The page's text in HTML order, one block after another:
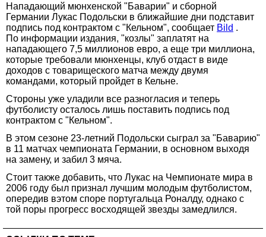
Нападающий мюнхенской "Баварии" и сборной
Германии Лукас Подольски в ближайшие дни подставит
подпись под контрактом с "Кельном", сообщает Bild .
По информации издания, "козлы" заплатят на
нападающего 7,5 миллионов евро, а еще три миллиона,
которые требовали мюнхенцы, клуб отдаст в виде
доходов с товарищеского матча между двумя
командами, который пройдет в Кельне.
Стороны уже уладили все разногласия и теперь
футболисту осталось лишь поставить подпись под
контрактом с "Кельном".
В этом сезоне 23-летний Подольски сыграл за "Баварию"
в 11 матчах чемпионата Германии, в основном выходя
на замену, и забил 3 мяча.
Стоит также добавить, что Лукас на Чемпионате мира в
2006 году был признал лучшим молодым футболистом,
опередив вэтом споре португальца Роналду, однако с
той поры прогресс восходящей звезды замедлился.